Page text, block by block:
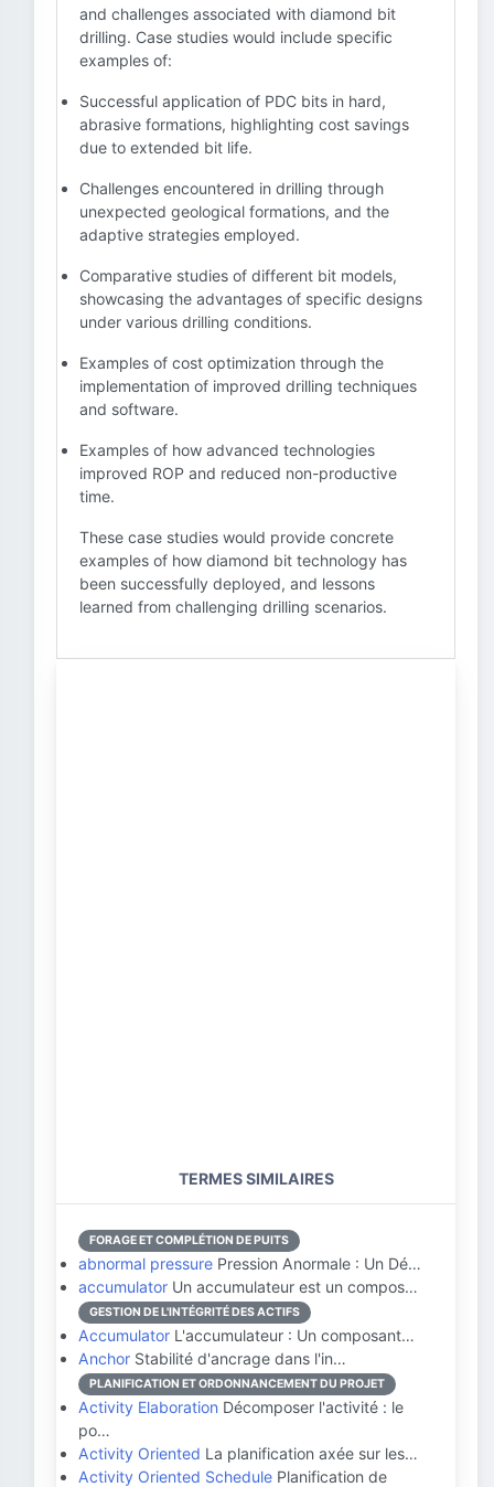
and challenges associated with diamond bit
drilling. Case studies would include specific
examples of:
Successful application of PDC bits in hard,
abrasive formations, highlighting cost savings
due to extended bit life.
Challenges encountered in drilling through
unexpected geological formations, and the
adaptive strategies employed.
Comparative studies of different bit models,
showcasing the advantages of specific designs
under various drilling conditions.
Examples of cost optimization through the
implementation of improved drilling techniques
and software.
Examples of how advanced technologies
improved ROP and reduced non-productive
time.
These case studies would provide concrete
examples of how diamond bit technology has
been successfully deployed, and lessons
learned from challenging drilling scenarios.
TERMES SIMILAIRES
FORAGE ET COMPLÉTION DE PUITS
abnormal pressure Pression Anormale : Un Dé…
accumulator Un accumulateur est un compos…
GESTION DE L'INTÉGRITÉ DES ACTIFS
Accumulator L'accumulateur : Un composant…
Anchor Stabilité d'ancrage dans l'in…
PLANIFICATION ET ORDONNANCEMENT DU PROJET
Activity Elaboration Décomposer l'activité : le
po…
Activity Oriented La planification axée sur les…
Activity Oriented Schedule Planification de